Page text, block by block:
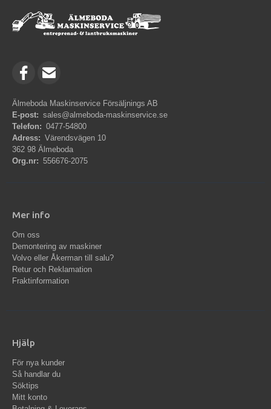
Älmeboda Maskinservice Försäljnings AB
E-post: sales@almeboda-maskinservice.se
Telefon: 0477-54800
Adress: Värendsvägen 10
362 98 Älmeboda
Org.nr: 556676-2075
Mer info
Om oss
Demontering av maskiner
Volvo eller Åkerman till salu?
Retur och Reklamation
Fraktinformation
Hjälp
För nya kunder
Så handlar du
Söktips
Mitt konto